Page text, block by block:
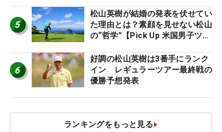
5
松山英樹が結婚の発表を伏せてい
た理由とは？素顔を見せない松山
の“哲学”【Pick Up 米国男子ツア
6
好調の松山英樹は3番手にランク
イン レギュラーツアー最終戦の
優勝予想発表
ランキングをもっと見る